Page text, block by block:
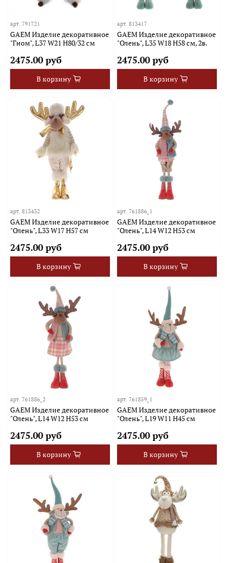
арт.791721
GAEM Изделие декоративное
"Гном", L37 W21 H80/32 см
2475.00 руб
В корзину
арт. 813417
GAEM Изделие декоративное
"Олень", L35 W18 H58 см, 2в.
2475.00 руб
В корзину
арт.813432
GAEM Изделие декоративное
"Олень", L33 W17 H57 см
2475.00 руб
В корзину
арт. 761886_1
GAEM Изделие декоративное
"Олень", L14 W12 H53 см
2475.00 руб
В корзину
арт.761886_2
GAEM Изделие декоративное
"Олень", L14 W12 H53 см
2475.00 руб
В корзину
арт. 761859_1
GAEM Изделие декоративное
"Олень", L19 W11 H45 см
2475.00 руб
В корзину